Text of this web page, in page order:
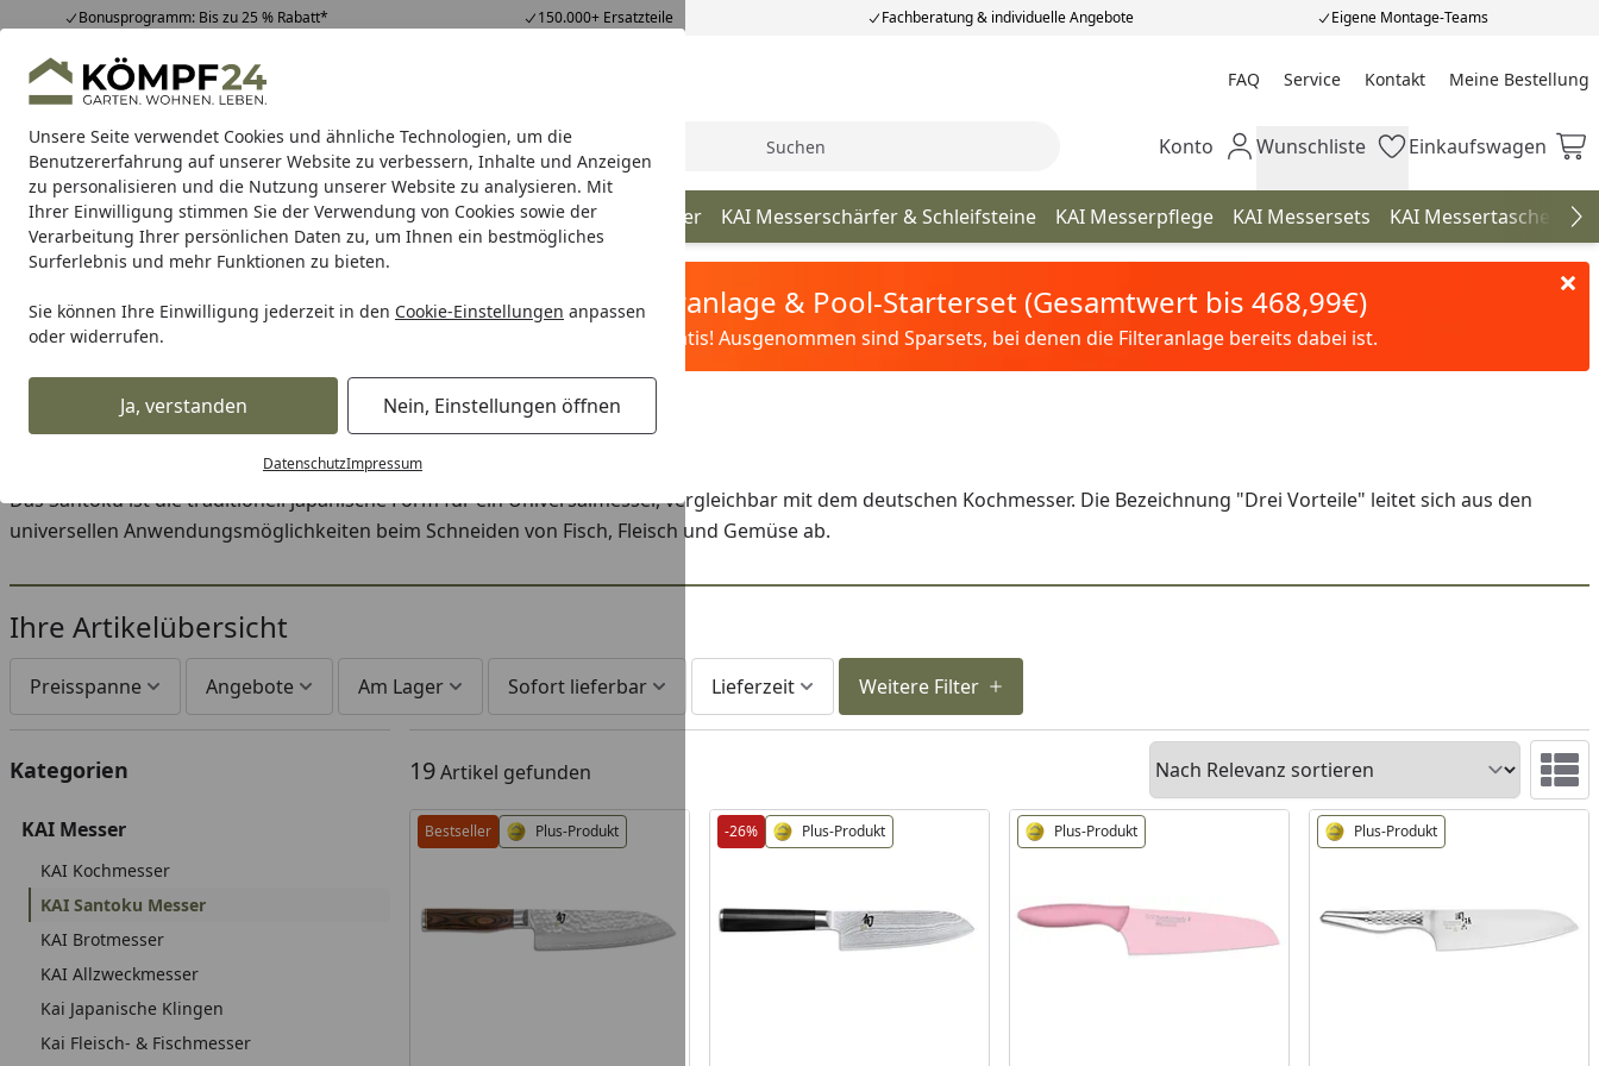
Unsere Seite verwendet Cookies und ähnliche Technologien, um die
Benutzererfahrung auf unserer Website zu verbessern, Inhalte und Anzeigen
zu personalisieren und die Nutzung unserer Website zu analysieren. Mit
Ihrer Einwilligung stimmen Sie der Verwendung von Cookies sowie der
Verarbeitung Ihrer persönlichen Daten zu, um Ihnen ein bestmögliches
Surferlebnis und mehr Funktionen zu bieten.
Sie können Ihre Einwilligung jederzeit in den Cookie-Einstellungen anpassen
oder widerrufen.
Ja, verstanden Nein, Einstellungen öffnen
DatenschutzImpressum
Bonusprogramm: Bis zu 25 % Rabatt* 150.000+ Ersatzteile Fachberatung & individuelle Angebote Eigene Montage-Teams
Hotline07051 / 9 22 22
Mo-Fr. 8-16 Uhr 25.957 Bewertungen FAQ Service Kontakt Meine Bestellung
Meine Bestellung
Alle Produkte
Alle ProdukteHighlights Tipps & Tricks Suche Mein Konto
Konto Wunschliste
Wunschliste Einkaufswagen
Einkaufswagen
KAI KAI Messer KAI Serien KAI Messerblöcke KAI Schneidebretter KAI Messerschärfer & Schleifsteine KAI Messerpflege KAI Messersets KAI Messertaschen
Karibu Pools inkl. gratis Sandfilteranlage & Pool-Starterset (Gesamtwert bis 468,99€)
Dein Traumpool im Sorglos-Paket: Filter&Pflege gratis! Ausgenommen sind Sparsets, bei denen die Filteranlage bereits dabei ist.
Startseite
KAI Messer KAI Santoku Messer
KAI Santoku Messer
Das Santoku ist die traditionell japanische Form für ein Universalmesser, vergleichbar mit dem deutschen Kochmesser. Die Bezeichnung "Drei Vorteile" leitet sich aus den
universellen Anwendungsmöglichkeiten beim Schneiden von Fisch, Fleisch und Gemüse ab.
Ihre Artikelübersicht
Preisspanne Angebote Am Lager Sofort lieferbar Lieferzeit Weitere Filter
Kategorien
KAI Messer
KAI Kochmesser
KAI Santoku Messer
KAI Brotmesser
KAI Allzweckmesser
Kai Japanische Klingen
Kai Fleisch- & Fischmesser
19Artikel gefunden
Sortieren
Bestseller Plus-Produkt -26% Plus-Produkt Plus-Produkt Plus-Produkt